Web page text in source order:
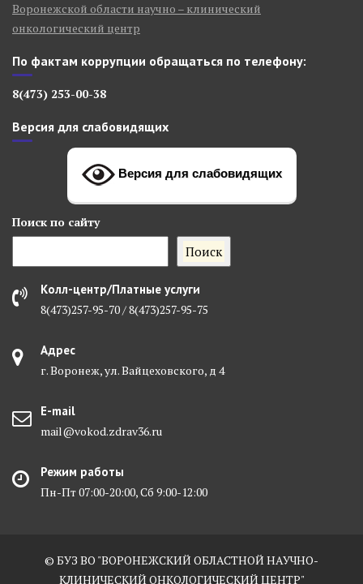
Воронежской области научно – клинический
онкологический центр
По фактам коррупции обращаться по телефону:
8(473) 253-00-38
Версия для слабовидящих
Версия для слабовидящих
Поиск по сайту
Поиск
Колл-центр/Платные услуги
8(473)257-95-70 / 8(473)257-95-75
Адрес
г. Воронеж, ул. Вайцеховского, д 4
E-mail
mail@vokod.zdrav36.ru
Режим работы
Пн-Пт 07:00-20:00, Сб 9:00-12:00
© БУЗ ВО "ВОРОНЕЖСКИЙ ОБЛАСТНОЙ НАУЧНО-
КЛИНИЧЕСКИЙ ОНКОЛОГИЧЕСКИЙ ЦЕНТР"